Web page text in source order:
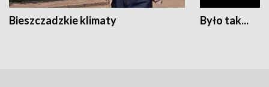
Bieszczadzkie klimaty Było tak...